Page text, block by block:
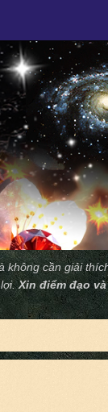
không cần giải
lợi.Xin điểm đạo